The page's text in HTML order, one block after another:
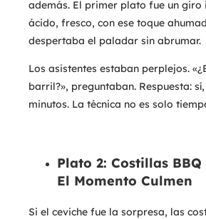
además. El primer plato fue un giro
ácido, fresco, con ese toque
despertaba el paladar sin abrumar.
Los asistentes estaban perplejos.
barril?», preguntaban. Respuesta:
minutos. La técnica no es solo
Plato 2: Costillas
El Momento Culmen
Si el ceviche fue la sorpresa, las